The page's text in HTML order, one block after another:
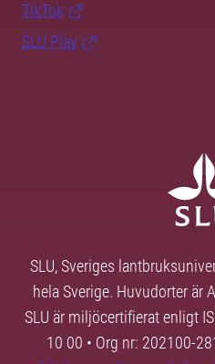
TikTok
SLU Play
SLU, Sveriges
hela Sverige. Huvudorter är
SLU är miljöcertifierat enligt
10 00 • Org nr: 202100-